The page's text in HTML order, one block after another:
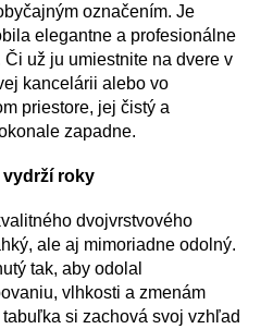
označením. Je
elegantne a profesionálne
už ju umiestnite na dvere v
kancelárii alebo vo
priestore, jej čistý a
zapadne.
vydrží roky
dvojvrstvového
ale aj mimoriadne odolný.
tak, aby odolal
vlhkosti a zmenám
si zachová svoj vzhľad